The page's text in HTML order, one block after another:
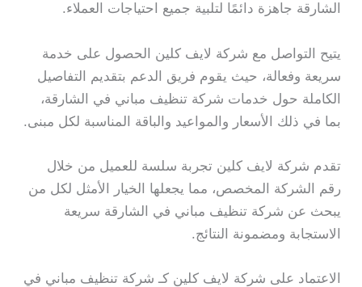
الشارقة جاهزة دائمًا لتلبية جميع احتياجات العملاء.
يتيح التواصل مع شركة لايف كلين الحصول على خدمة
سريعة وفعالة، حيث يقوم فريق الدعم بتقديم التفاصيل
الكاملة حول خدمات شركة تنظيف مباني في الشارقة،
بما في ذلك الأسعار والمواعيد والباقة المناسبة لكل مبنى.
تقدم شركة لايف كلين تجربة سلسة للعميل من خلال
رقم الشركة المخصص، مما يجعلها الخيار الأمثل لكل من
يبحث عن شركة تنظيف مباني في الشارقة سريعة
الاستجابة ومضمونة النتائج.
الاعتماد على شركة لايف كلين كـ شركة تنظيف مباني في